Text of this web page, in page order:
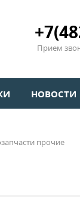
Прием
НОВОСТИ
прочие